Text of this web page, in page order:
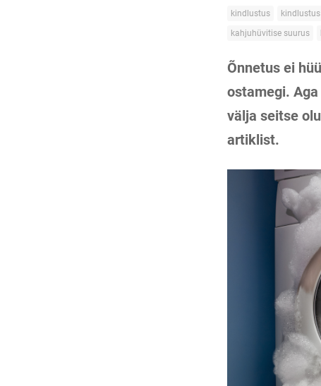
kindlustus
kahjuhüvitise suurus
Õnnetus ei
ostamegi.
välja seitse
artiklist.